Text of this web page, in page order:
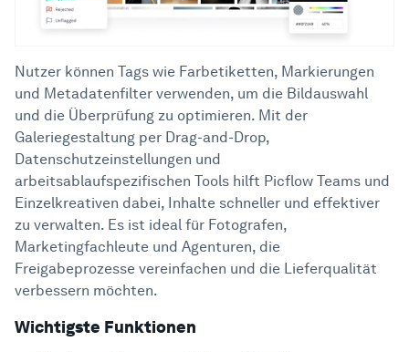
Nutzer können Tags wie Farbetiketten, Markierungen
und Metadatenfilter verwenden, um die Bildauswahl
und die Überprüfung zu optimieren. Mit der
Galeriegestaltung per Drag-and-Drop,
Datenschutzeinstellungen und
arbeitsablaufspezifischen Tools hilft Picflow Teams und
Einzelkreativen dabei, Inhalte schneller und effektiver
zu verwalten. Es ist ideal für Fotografen,
Marketingfachleute und Agenturen, die
Freigabeprozesse vereinfachen und die Lieferqualität
verbessern möchten.
Wichtigste Funktionen